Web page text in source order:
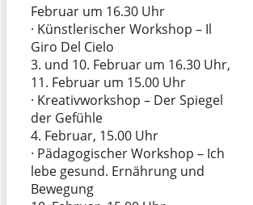
Februar um 16.30 Uhr
· Künstlerischer Workshop – Il
Giro Del Cielo
3. und 10. Februar um 16.30 Uhr,
11. Februar um 15.00 Uhr
· Kreativworkshop – Der Spiegel
der Gefühle
4. Februar, 15.00 Uhr
· Pädagogischer Workshop – Ich
lebe gesund. Ernährung und
Bewegung